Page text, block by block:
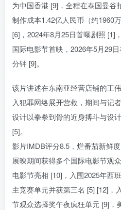
为中国香港 [9]，全程在泰国曼谷
制作成本1.42亿人民币（约1960
[6]，2024年8月25日首曝剧照 [1]
国际电影节首映，2026年5月29
分钟 [9]。
该片讲述在东南亚经营店铺的王
入犯罪网络展开营救，期间与记
设计以拳拳到骨的近身搏斗与设
[5]。
影片IMDB评分8.5，烂番茄新鲜
展映期间获得多个国际电影节观
电影节亮相 [10]，入围2025年西
主竞赛单元并获第三名 [5] [12]，
节观众选择奖午夜疯狂单元 [9]，